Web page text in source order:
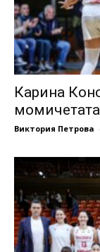
Карина
Виктория Петрова -